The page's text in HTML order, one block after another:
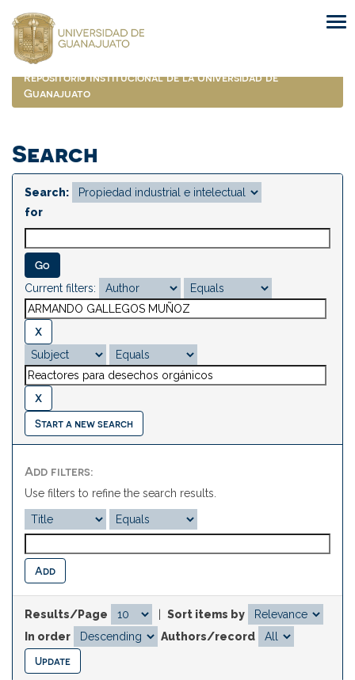
navigation
Repositorio Institucional de la Universidad de
Guanajuato
Search
Search:
for
Current filters:
Start a new search
Add filters:
Use filters to refine the search results.
Results/Page
Sort items by
In order
Authors/record